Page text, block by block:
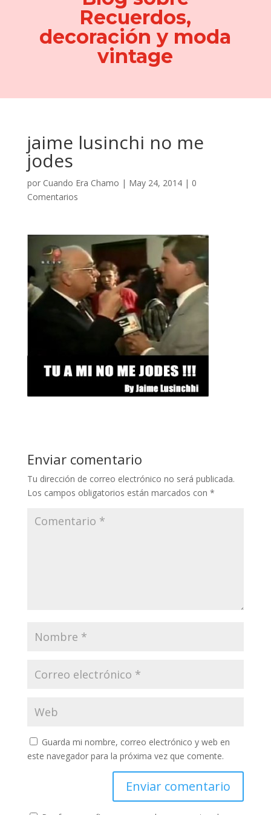
Recuerdos,
decoración y moda
vintage
jaime lusinchi no me
jodes
por Cuando Era Chamo | May 24, 2014| 0
Comentarios
Enviar comentario
Tu dirección de correo electrónico no será publicada.
Los campos obligatorios están marcados con *
Guarda mi nombre, correo electrónico y web en
este navegador para la próxima vez que comente.